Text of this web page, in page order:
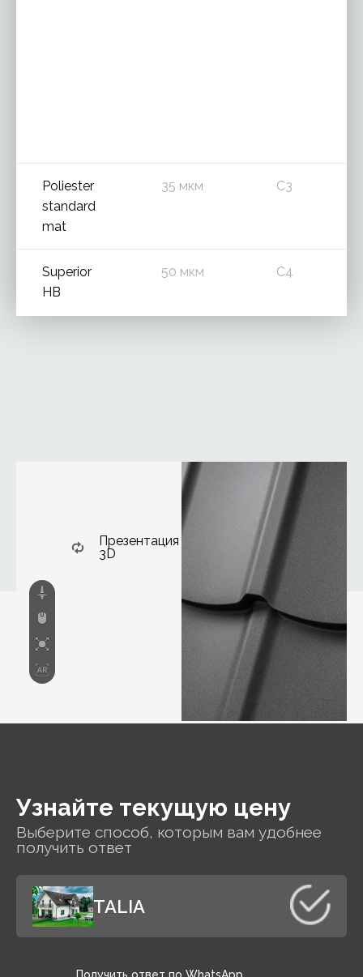
Poliester
standard
mat
35 мкм C3
Superior
HB
50 мкм C4
Презентация
3D
Узнайте текущую цену
Выберите способ, которым вам удобнее
получить ответ
TALIA